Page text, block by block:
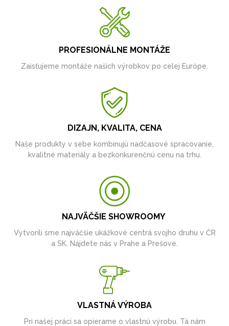
PROFESIONÁLNE MONTÁŽE
Zaisťujeme montáže našich výrobkov po celej Európe.
DIZAJN, KVALITA, CENA
Naše produkty v sebe kombinujú nadčasové spracovanie,
kvalitné materiály a bezkonkurenčnú cenu na trhu.
NAJVÄČŠIE SHOWROOMY
Vytvorili sme najväčšie ukážkové centrá svojho druhu v ČR
a SK. Nájdete nás v Prahe a Prešove.
VLASTNÁ VÝROBA
Pri našej práci sa opierame o vlastnú výrobu. Tá nám